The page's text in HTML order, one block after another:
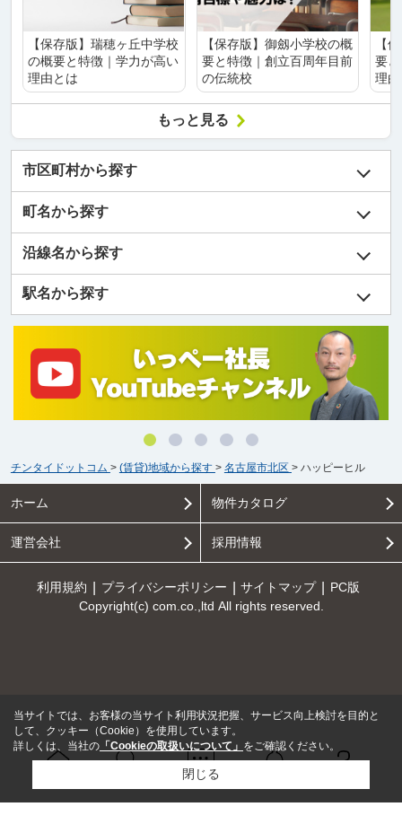
【保存版】瑞穂ヶ丘中学校
の概要と特徴｜学力が高い
理由とは
【保存版】御劔小学校の概
要と特徴｜創立百周年目前
の伝統校
【
要
理
もっと見る
問い合せ
市区町村から探す
町名から探す
沿線名から探す
駅名から探す
チンタイドットコム > (賃貸)地域から探す > 名古屋市北区 > ハッピーヒル
ホーム 物件カタログ
運営会社 採用情報
利用規約 プライバシーポリシー サイトマップ
PC版
Copyright(c) com.co.,ltd All rights reserved.
当サイトでは、お客様の当サイト利用状況把握、サービス向上検討を目的と
して、クッキー（Cookie）を使用しています。
詳しくは、当社の 「Cookieの取扱いについて」 をご確認ください。
閉じる